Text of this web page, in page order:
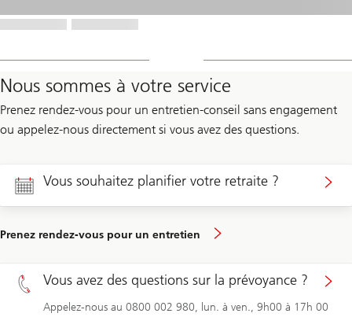
Nous sommes à votre service
Prenez rendez-vous pour un entretien-conseil sans engagement
ou appelez-nous directement si vous avez des questions.
Vous souhaitez planifier votre retraite ?
Prenez rendez-vous pour un entretien
Vous avez des questions sur la prévoyance ?
Appelez-nous au 0800 002 980, lun. à ven., 9h00 à 17h 00